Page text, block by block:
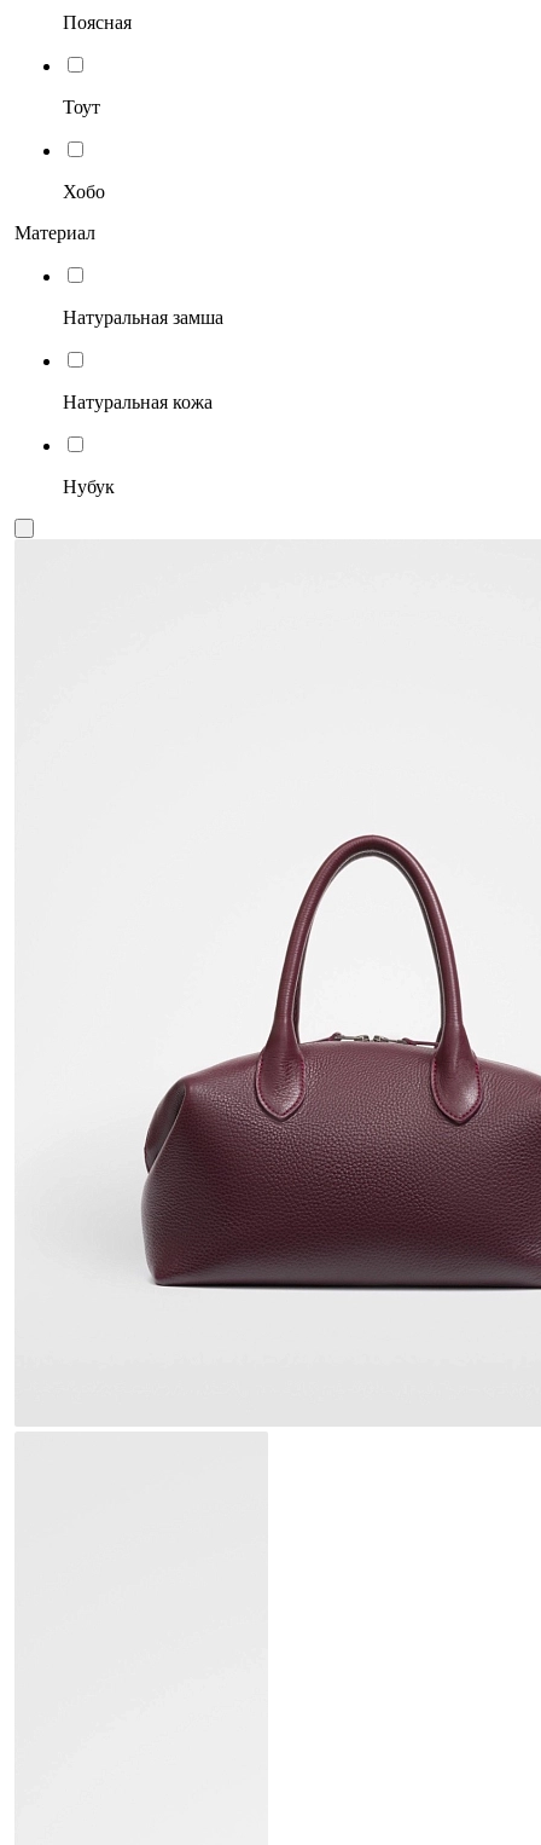
Поясная
Тоут
Хобо
Материал
Натуральная замша
Натуральная кожа
Нубук